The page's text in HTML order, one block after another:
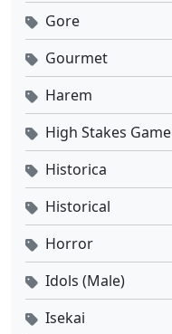
Gore
Gourmet
Harem
High Stakes Game
Historica
Historical
Horror
Idols (Male)
Isekai